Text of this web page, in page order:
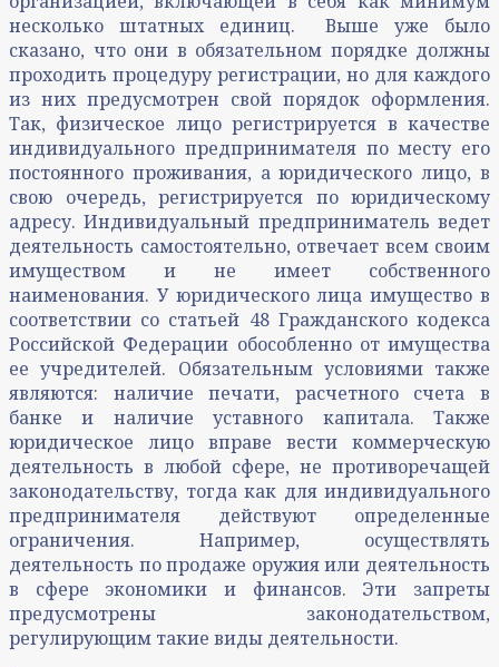
несколько штатных единиц. Выше уже было
сказано, что они в обязательном порядке должны
проходить процедуру регистрации, но для каждого
из них предусмотрен свой порядок оформления.
Так, физическое лицо регистрируется в качестве
индивидуального предпринимателя по месту его
постоянного проживания, а юридического лицо, в
свою очередь, регистрируется по юридическому
адресу. Индивидуальный предприниматель ведет
деятельность самостоятельно, отвечает всем своим
имуществом и не имеет собственного
наименования. У юридического лица имущество в
соответствии со статьей 48 Гражданского кодекса
Российской Федерации обособленно от имущества
ее учредителей. Обязательным условиями также
являются: наличие печати, расчетного счета в
банке и наличие уставного капитала. Также
юридическое лицо вправе вести коммерческую
деятельность в любой сфере, не противоречащей
законодательству, тогда как для индивидуального
предпринимателя действуют определенные
ограничения. Например, осуществлять
деятельность по продаже оружия или деятельность
в сфере экономики и финансов. Эти запреты
предусмотрены законодательством,
регулирующим такие виды деятельности.